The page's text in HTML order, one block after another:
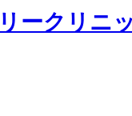
ークリニ